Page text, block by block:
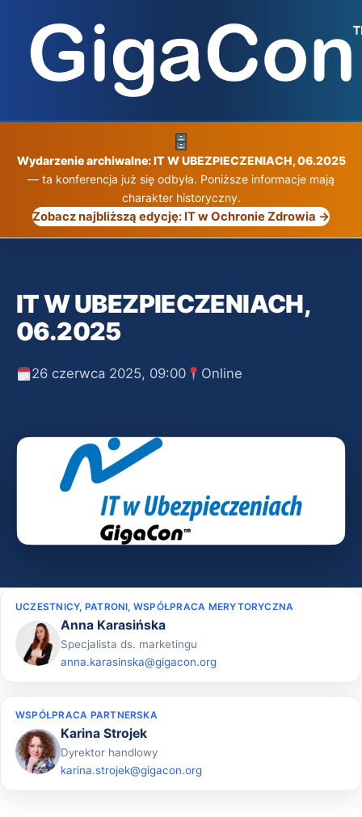
treści
Wydarzenie archiwalne: IT W UBEZPIECZENIACH, 06.2025
— ta konferencja już się odbyła. Poniższe informacje mają
charakter historyczny.
Zobacz najbliższą edycję: IT w Ochronie Zdrowia →
IT W UBEZPIECZENIACH,
06.2025
26 czerwca 2025, 09:00 Online
UCZESTNICY, PATRONI, WSPÓŁPRACA MERYTORYCZNA
Anna Karasińska
Specjalista ds. marketingu
anna.karasinska@gigacon.org
WSPÓŁPRACA PARTNERSKA
Karina Strojek
Dyrektor handlowy
karina.strojek@gigacon.org